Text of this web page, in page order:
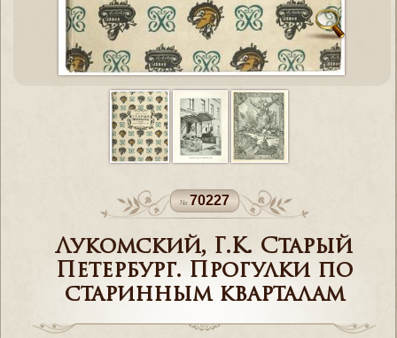
70227
Лукомский, Г.К. Старый
Петербург. Прогулки по
старинным кварталам